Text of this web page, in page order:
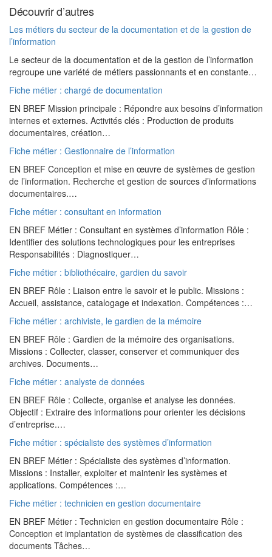
Découvrir d’autres
Les métiers du secteur de la documentation et de la gestion de
l’information
Le secteur de la documentation et de la gestion de l’information
regroupe une variété de métiers passionnants et en constante…
Fiche métier : chargé de documentation
EN BREF Mission principale : Répondre aux besoins d’information
internes et externes. Activités clés : Production de produits
documentaires, création…
Fiche métier : Gestionnaire de l’information
EN BREF Conception et mise en œuvre de systèmes de gestion
de l’information. Recherche et gestion de sources d’informations
documentaires.…
Fiche métier : consultant en information
EN BREF Métier : Consultant en systèmes d’information Rôle :
Identifier des solutions technologiques pour les entreprises
Responsabilités : Diagnostiquer…
Fiche métier : bibliothécaire, gardien du savoir
EN BREF Rôle : Liaison entre le savoir et le public. Missions :
Accueil, assistance, catalogage et indexation. Compétences :…
Fiche métier : archiviste, le gardien de la mémoire
EN BREF Rôle : Gardien de la mémoire des organisations.
Missions : Collecter, classer, conserver et communiquer des
archives. Documents…
Fiche métier : analyste de données
EN BREF Rôle : Collecte, organise et analyse les données.
Objectif : Extraire des informations pour orienter les décisions
d’entreprise.…
Fiche métier : spécialiste des systèmes d’information
EN BREF Métier : Spécialiste des systèmes d’information.
Missions : Installer, exploiter et maintenir les systèmes et
applications. Compétences :…
Fiche métier : technicien en gestion documentaire
EN BREF Métier : Technicien en gestion documentaire Rôle :
Conception et implantation de systèmes de classification des
documents Tâches…